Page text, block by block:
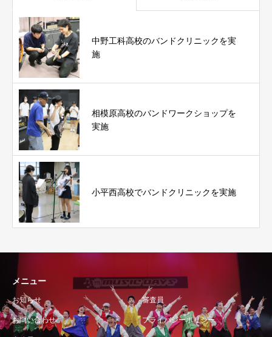
中野工科高校のバンドクリニックを実
施
相模原高校のバンドワークショップを
実施
小平西高校でバンドクリニックを実施
メニュー
お知らせ 審査員
お問い合わせ プライバシーポリシー